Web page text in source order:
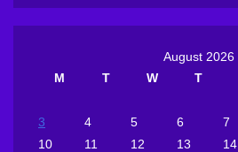
August 2026
M
T W T
3
4 5 6 7
10
11 12 13 14